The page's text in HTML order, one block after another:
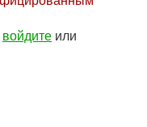
войдите или